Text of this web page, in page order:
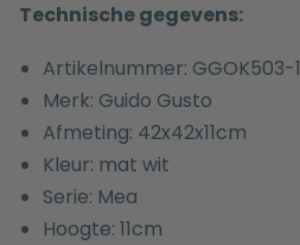
Technische gegevens:
Artikelnummer: GGOK503-1
Merk: Guido Gusto
Afmeting: 42x42x11cm
Kleur: mat wit
Serie: Mea
Hoogte: 11cm